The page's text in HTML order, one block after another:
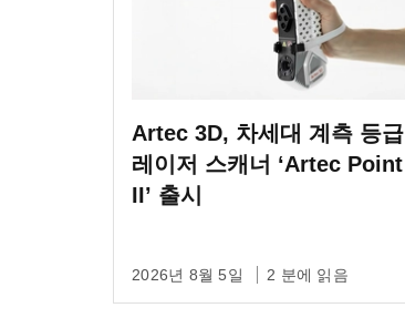
Artec 3D, 차세대 계측 등급
레이저 스캐너 ‘Artec Point
II’ 출시
2026년 8월 5일 2 분에 읽음